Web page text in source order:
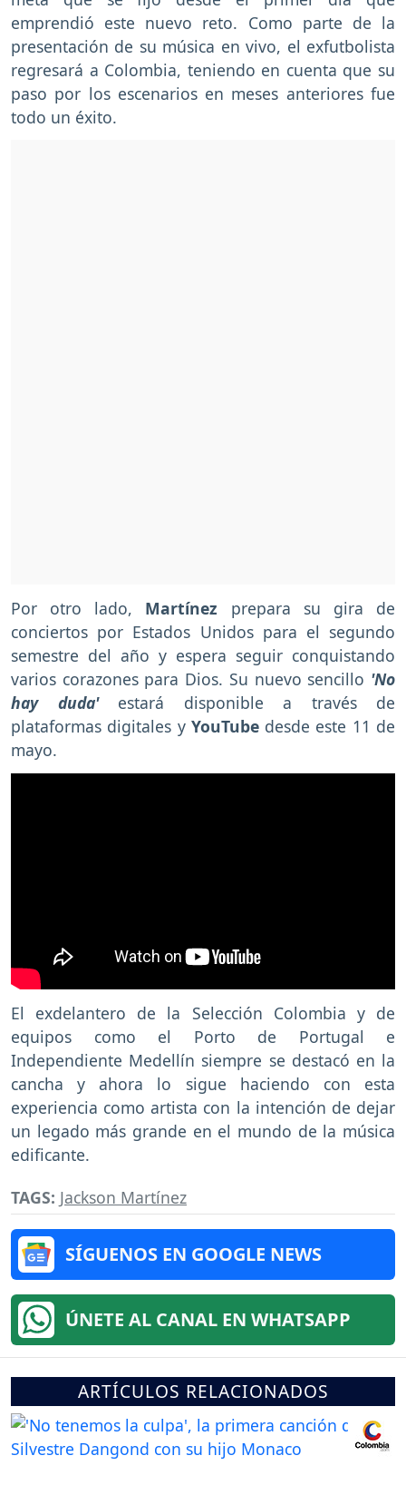
emprendió este nuevo reto. Como parte de la
presentación de su música en vivo, el exfutbolista
regresará a Colombia, teniendo en cuenta que su
paso por los escenarios en meses anteriores fue
todo un éxito.
Por otro lado, Martínez prepara su gira de
conciertos por Estados Unidos para el segundo
semestre del año y espera seguir conquistando
varios corazones para Dios. Su nuevo sencillo 'No
hay duda'estará disponible a través de
plataformas digitales y YouTube desde este 11 de
mayo.
El exdelantero de la Selección Colombia y de
equipos como el Porto de Portugal e
Independiente Medellín siempre se destacó en la
cancha y ahora lo sigue haciendo con esta
experiencia como artista con la intención de dejar
un legado más grande en el mundo de la música
edificante.
TAGS: Jackson Martínez
SÍGUENOS EN GOOGLE NEWS
ÚNETE AL CANAL EN WHATSAPP
ARTÍCULOS RELACIONADOS